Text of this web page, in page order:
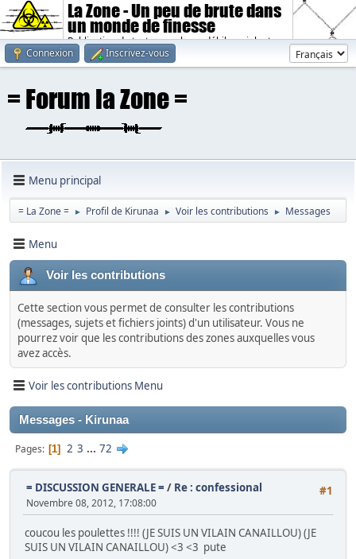
La Zone - Un peu de brute dans
un monde de finesse
Publication de textes sombres, débiles, violents.
Connexion
Inscrivez-vous
Menu principal
= La Zone = ► Profil de Kirunaa ► Voir les contributions ► Messages
Menu
Voir les contributions
Cette section vous permet de consulter les contributions
(messages, sujets et fichiers joints) d'un utilisateur. Vous ne
pourrez voir que les contributions des zones auxquelles vous
avez accès.
Voir les contributions Menu
Messages - Kirunaa
Pages 1 2 3 ... 72
#1
= DISCUSSION GENERALE = / Re : confessional
Novembre 08, 2012, 17:08:00
coucou les poulettes !!!! (JE SUIS UN VILAIN CANAILLOU) (JE
SUIS UN VILAIN CANAILLOU) <3 <3 pute